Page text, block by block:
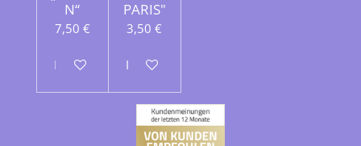
N“
7,50 €
In den Warenkorb
PARIS"
3,50 €
In den Warenkorb